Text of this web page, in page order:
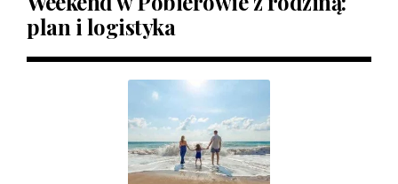
plan i logistyka